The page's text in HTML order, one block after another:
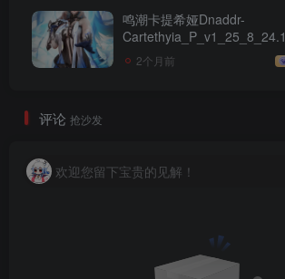
鸣潮卡提希娅Dnaddr-
Cartethyia_P_v1_25_8_24.1
2个月前
评论 抢沙发
欢迎您留下宝贵的见解！